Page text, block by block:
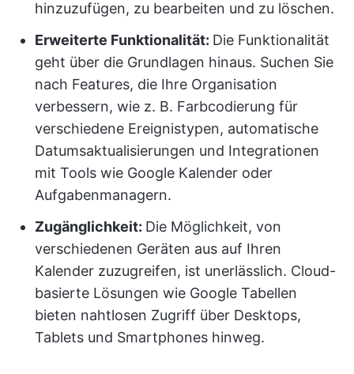
hinzuzufügen, zu bearbeiten und zu löschen.
Erweiterte Funktionalität: Die Funktionalität
geht über die Grundlagen hinaus. Suchen Sie
nach Features, die Ihre Organisation
verbessern, wie z. B. Farbcodierung für
verschiedene Ereignistypen, automatische
Datumsaktualisierungen und Integrationen
mit Tools wie Google Kalender oder
Aufgabenmanagern.
Zugänglichkeit: Die Möglichkeit, von
verschiedenen Geräten aus auf Ihren
Kalender zuzugreifen, ist unerlässlich. Cloud-
basierte Lösungen wie Google Tabellen
bieten nahtlosen Zugriff über Desktops,
Tablets und Smartphones hinweg.